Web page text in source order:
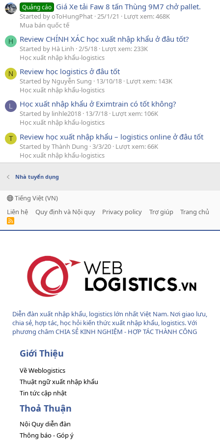
Quảng cáo Giá Xe tải Faw 8 tấn Thùng 9M7 chở pallet.
Started by oToHungPhat 25/1/21
Lượt xem: 468K
Mua bán quốc tế
H Review CHÍNH XÁC học xuất nhập khẩu ở đâu tốt?
Started by Hà Linh 2/5/18 Lượt xem: 233K
Học xuất nhập khẩu-logistics
N Review học logistics ở đâu tốt
Started by Nguyễn Sung 13/10/18 Lượt xem: 143K
Học xuất nhập khẩu-logistics
L Học xuất nhập khẩu ở Eximtrain có tốt không?
Started by linhle2018 13/7/18 Lượt xem: 106K
Học xuất nhập khẩu-logistics
T Review học xuất nhập khẩu – logistics online ở đâu tốt
Started by Thành Dung 3/3/20 Lượt xem: 66K
Học xuất nhập khẩu-logistics
Nhà tuyển dụng
Tiếng Việt (VN)
Liên hệ
Quy định và Nội quy Privacy policy Trợ giúp Trang chủ
R
Diễn đàn xuất nhập khẩu, logistics lớn nhất Việt Nam. Nơi giao lưu,
chia sẻ, hợp tác, học hỏi kiến thức xuất nhập khẩu, logistics. Với
phương châm CHIA SẺ KINH NGHIỆM - HỢP TÁC THÀNH CÔNG
Giới Thiệu
Về Weblogistics
Thuật ngữ xuất nhập khẩu
Tin tức cập nhật
Thoả Thuận
Nội Quy diễn đàn
Thông báo - Góp ý